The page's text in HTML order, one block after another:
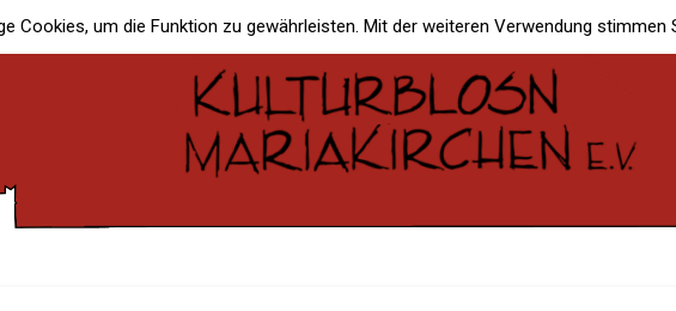
Cookies, um die Funktion zu gewährleisten. Mit der weiteren Verwendung stimmen